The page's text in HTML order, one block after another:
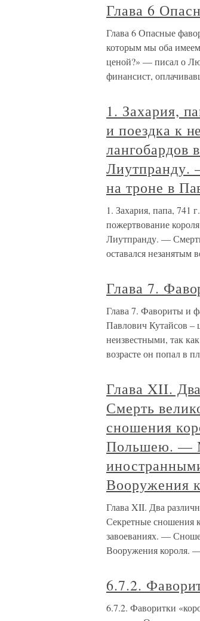
Глава 6
Глава 6 Опасные
которым мы оба
ценой?» — писал о
финансист,
1. Захария,
и поездка к
лангобардов
Лиутпранду.
на троне в
1. Захария, папа,
пожертвование
Лиутпранду. —
оставался незанятым
Глава 7.
Глава 7. Фавориты и
Павлович Кутайсов –
неизвестными, так
возрасте он попал в
Глава XII.
Смерть
сношения
Польшею. —
Вооружения
Глава XII. Два
Секретные
завоеваниях. —
Вооружения короля.
6.7.2.
6.7.2. Фаворитки